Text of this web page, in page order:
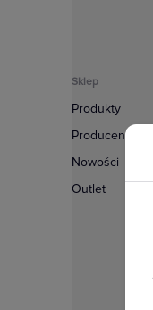
Sklep
Produkty
Producenci
Nowości
Outlet